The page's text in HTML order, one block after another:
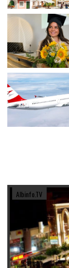
Albinfo.TV